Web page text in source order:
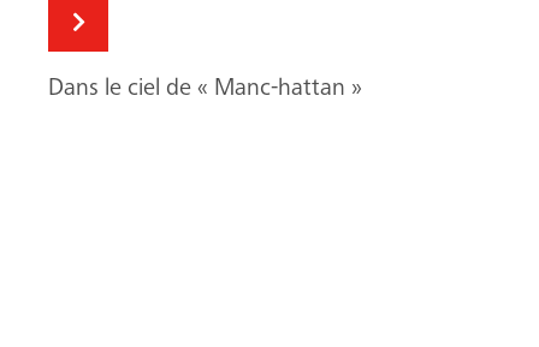
Dans le ciel de « Manc-hattan »